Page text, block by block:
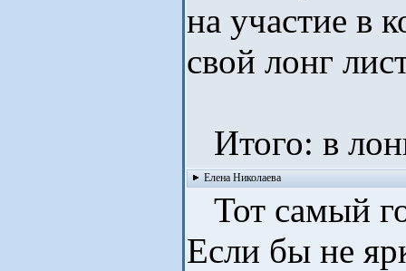
на участие в
свой лонг
Итого: в
Елена Николаева
Тот самый
Если бы не